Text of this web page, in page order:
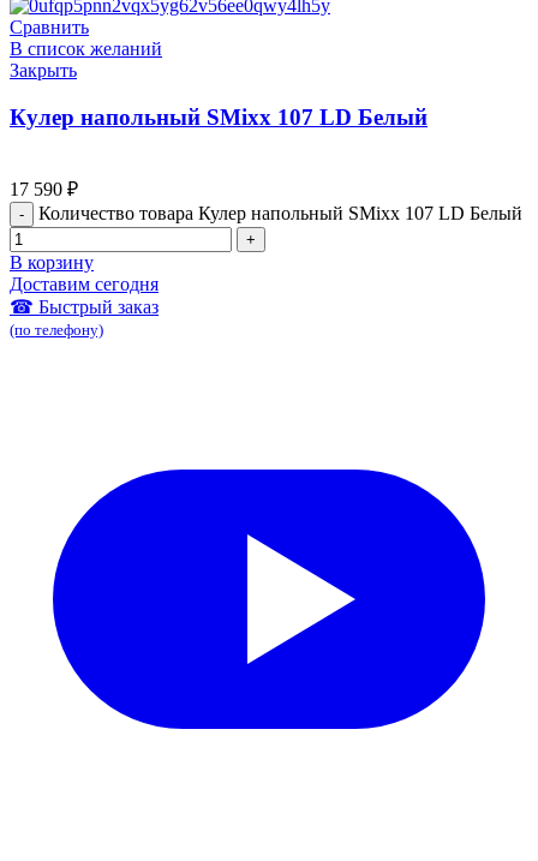
Сравнить
В список желаний
Закрыть
Кулер напольный SMixx 107 LD Белый
17 590 ₽
Количество товара Кулер напольный SMixx 107 LD Белый
В корзину
Доставим сегодня
☎ Быстрый заказ
(по телефону)